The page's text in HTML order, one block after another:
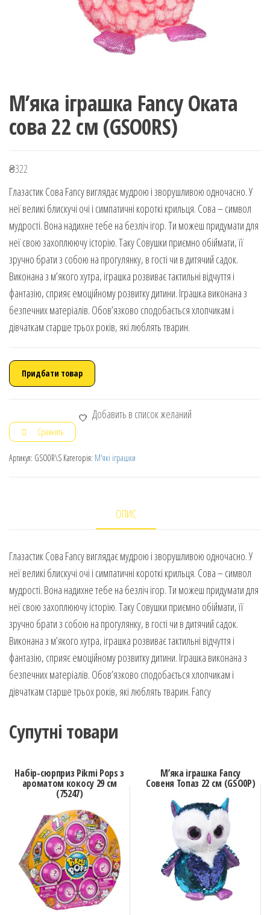
М’яка іграшка Fancy Оката
сова 22 см (GSO0RS)
₴322
Глазастик Сова Fancy виглядає мудрою і зворушливою одночасно. У
неї великі блискучі очі і симпатичні короткі крильця. Сова – символ
мудрості. Вона надихне тебе на безліч ігор. Ти можеш придумати для
неї свою захоплюючу історію. Таку Совушки приємно обіймати, її
зручно брати з собою на прогулянку, в гості чи в дитячий садок.
Виконана з м’якого хутра, іграшка розвиває тактильні відчуття і
фантазію, сприяє емоційному розвитку дитини. Іграшка виконана з
безпечних матеріалів. Обов’язково сподобається хлопчикам і
дівчаткам старше трьох років, які люблять тварин.
Придбати товар
Добавить в список желаний
Сравнить
Артикул: GSO0R\S Категорія: М'які іграшки
ОПИС
Глазастик Сова Fancy виглядає мудрою і зворушливою одночасно. У
неї великі блискучі очі і симпатичні короткі крильця. Сова – символ
мудрості. Вона надихне тебе на безліч ігор. Ти можеш придумати для
неї свою захоплюючу історію. Таку Совушки приємно обіймати, її
зручно брати з собою на прогулянку, в гості чи в дитячий садок.
Виконана з м’якого хутра, іграшка розвиває тактильні відчуття і
фантазію, сприяє емоційному розвитку дитини. Іграшка виконана з
безпечних матеріалів. Обов’язково сподобається хлопчикам і
дівчаткам старше трьох років, які люблять тварин. Fancy
Супутні товари
Набір-сюрприз Pikmi Pops з
ароматом кокосу 29 см
(75247)
М’яка іграшка Fancy
Совеня Топаз 22 см (GSO0P)